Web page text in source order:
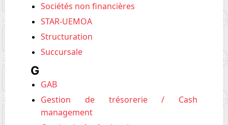
Sociétés non financières
STAR-UEMOA
Structuration
Succursale
G
GAB
Gestion de trésorerie / Cash
management